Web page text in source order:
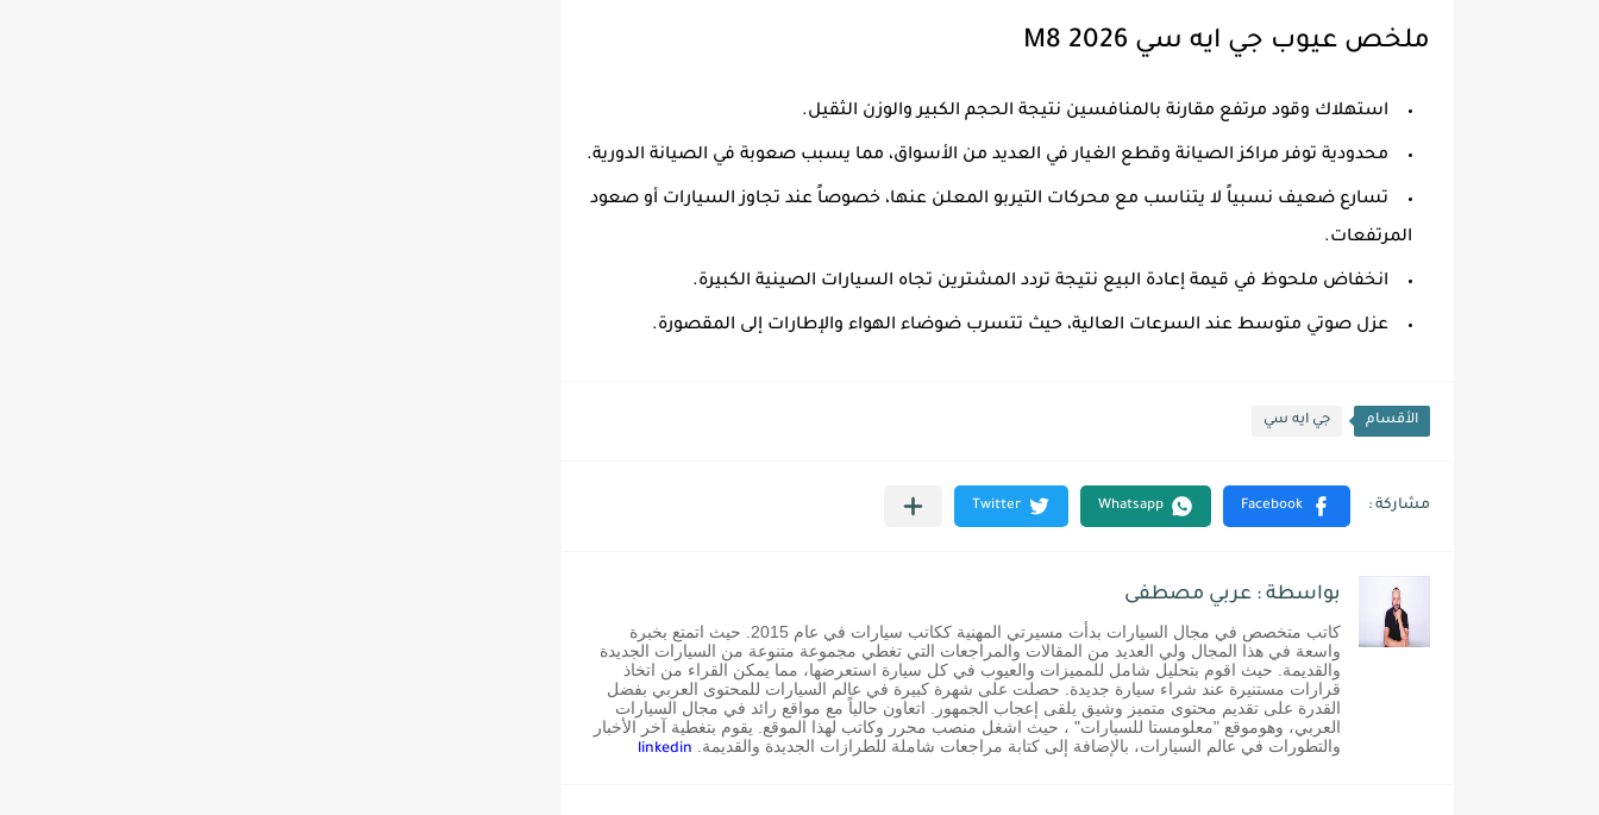
ملخص عيوب جي ايه سي M8 2026
استهلاك وقود مرتفع مقارنة بالمنافسين نتيجة الحجم الكبير والوزن الثقيل.
محدودية توفر مراكز الصيانة وقطع الغيار في العديد من الأسواق، مما يسبب صعوبة في الصيانة الدورية.
تسارع ضعيف نسبياً لا يتناسب مع محركات التيربو المعلن عنها، خصوصاً عند تجاوز السيارات أو صعود
المرتفعات.
انخفاض ملحوظ في قيمة إعادة البيع نتيجة تردد المشترين تجاه السيارات الصينية الكبيرة.
عزل صوتي متوسط عند السرعات العالية، حيث تتسرب ضوضاء الهواء والإطارات إلى المقصورة.
الأقسام جي ايه سي
بواسطة : عربي مصطفى
كاتب متخصص في مجال السيارات بدأت مسيرتي المهنية ككاتب سيارات في عام 2015. حيث اتمتع بخبرة
واسعة في هذا المجال ولي العديد من المقالات والمراجعات التي تغطي مجموعة متنوعة من السيارات الجديدة
والقديمة. حيث اقوم بتحليل شامل للمميزات والعيوب في كل سيارة استعرضها، مما يمكن القراء من اتخاذ
قرارات مستنيرة عند شراء سيارة جديدة. حصلت على شهرة كبيرة في عالم السيارات للمحتوى العربي بفضل
القدرة على تقديم محتوى متميز وشيق يلقى إعجاب الجمهور. اتعاون حالياً مع مواقع رائد في مجال السيارات
العربي، وهوموقع "معلومستا للسيارات" ، حيث اشغل منصب محرر وكاتب لهذا الموقع. يقوم بتغطية آخر الأخبار
والتطورات في عالم السيارات، بالإضافة إلى كتابة مراجعات شاملة للطرازات الجديدة والقديمة. linkedin